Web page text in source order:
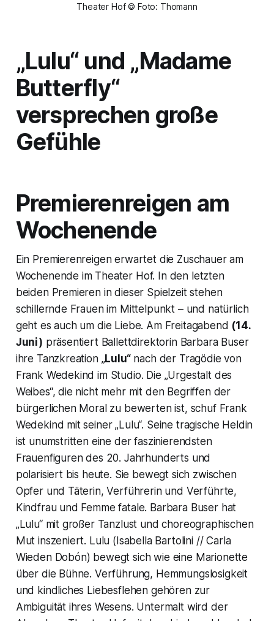
Theater Hof © Foto: Thomann
„Lulu“ und „Madame
Butterfly“
versprechen große
Gefühle
Premierenreigen am
Wochenende
Ein Premierenreigen erwartet die Zuschauer am
Wochenende im Theater Hof. In den letzten
beiden Premieren in dieser Spielzeit stehen
schillernde Frauen im Mittelpunkt – und natürlich
geht es auch um die Liebe. Am Freitagabend (14.
Juni) präsentiert Ballettdirektorin Barbara Buser
ihre Tanzkreation „Lulu“nach der Tragödie von
Frank Wedekind im Studio. Die „Urgestalt des
Weibes“, die nicht mehr mit den Begriffen der
bürgerlichen Moral zu bewerten ist, schuf Frank
Wedekind mit seiner „Lulu“. Seine tragische Heldin
ist unumstritten eine der faszinierendsten
Frauenfiguren des 20. Jahrhunderts und
polarisiert bis heute. Sie bewegt sich zwischen
Opfer und Täterin, Verführerin und Verführte,
Kindfrau und Femme fatale. Barbara Buser hat
„Lulu“ mit großer Tanzlust und choreographischen
Mut inszeniert. Lulu (Isabella Bartolini // Carla
Wieden Dobón) bewegt sich wie eine Marionette
über die Bühne. Verführung, Hemmungslosigkeit
und kindliches Liebesflehen gehören zur
Ambiguität ihres Wesens. Untermalt wird der